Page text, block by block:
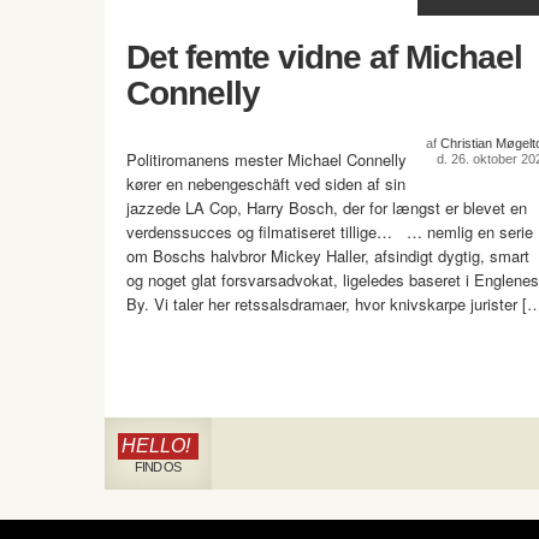
Det femte vidne af Michael
Connelly
af Christian
d. 26. oktober
Politiromanens mester Michael Connelly
kører en nebengeschäft ved siden af sin
jazzede LA Cop, Harry Bosch, der for længst er blevet en
verdenssucces og filmatiseret tillige… … nemlig en serie
om Boschs halvbror Mickey Haller, afsindigt dygtig, smart
og noget glat forsvarsadvokat, ligeledes baseret i Englenes
By. Vi taler her retssalsdramaer, hvor knivskarpe jurister
HELLO!
FIND OS